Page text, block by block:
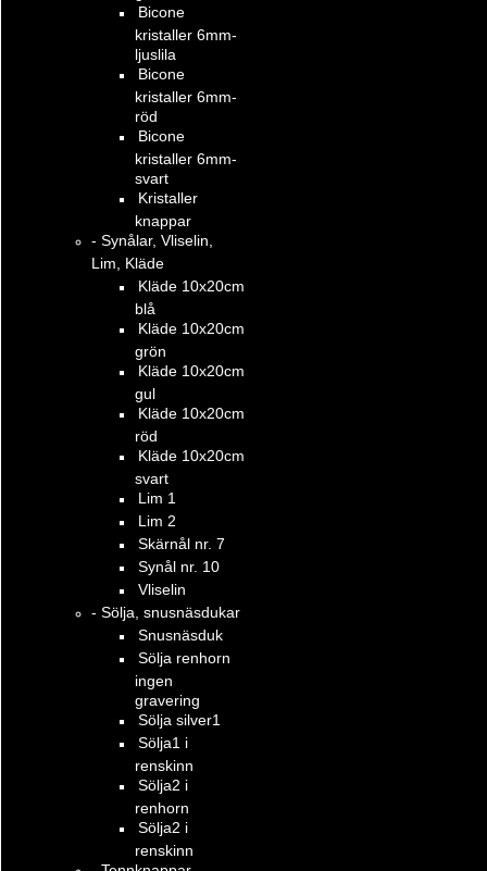
Bicone
kristaller 6mm-
ljuslila
Bicone
kristaller 6mm-
röd
Bicone
kristaller 6mm-
svart
Kristaller
knappar
- Synålar, Vliselin,
Lim, Kläde
Kläde 10x20cm
blå
Kläde 10x20cm
grön
Kläde 10x20cm
gul
Kläde 10x20cm
röd
Kläde 10x20cm
svart
Lim 1
Lim 2
Skärnål nr. 7
Synål nr. 10
Vliselin
- Sölja, snusnäsdukar
Snusnäsduk
Sölja renhorn
ingen
gravering
Sölja silver1
Sölja1 i
renskinn
Sölja2 i
renhorn
Sölja2 i
renskinn